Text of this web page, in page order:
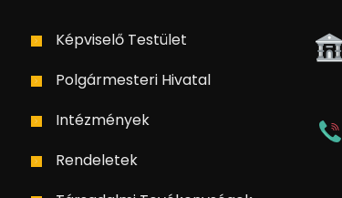
Képviselő Testület
Polgármesteri Hivatal
Intézmények
Rendeletek